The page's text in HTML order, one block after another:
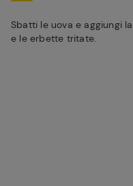
Sbatti le uova e aggiungi
e le erbette tritate.